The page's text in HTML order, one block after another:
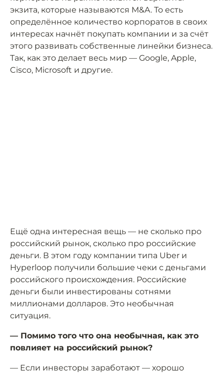
экзита, которые называются M&A. То есть
определённое количество корпоратов в своих
интересах начнёт покупать компании и за счёт
этого развивать собственные линейки бизнеса.
Так, как это делает весь мир — Google, Apple,
Cisco, Microsoft и другие.
Ещё одна интересная вещь — не сколько про
российский рынок, сколько про российские
деньги. В этом году компании типа Uber и
Hyperloop получили большие чеки с деньгами
российского происхождения. Российские
деньги были инвестированы сотнями
миллионами долларов. Это необычная
ситуация.
— Помимо того что она необычная, как это
повлияет на российский рынок?
— Если инвесторы заработают — хорошо